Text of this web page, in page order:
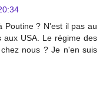
Poutine ? N'est il pas au
aux USA. Le régime des
nous ? Je n'en suis